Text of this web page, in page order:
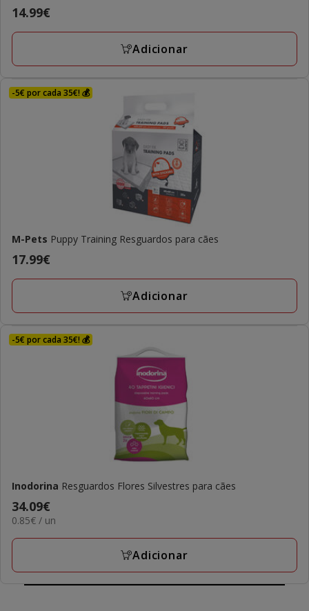
Preço
14.99€
14.99€
Adicionar
-5€ por cada 35€! 💰
M-Pets Puppy Training Resguardos para cães
Preço
17.99€
17.99€
Adicionar
-5€ por cada 35€! 💰
Inodorina Resguardos Flores Silvestres para cães
Preço
34.09€
34.09€
0.85€
UN
0.85€ / un
Adicionar